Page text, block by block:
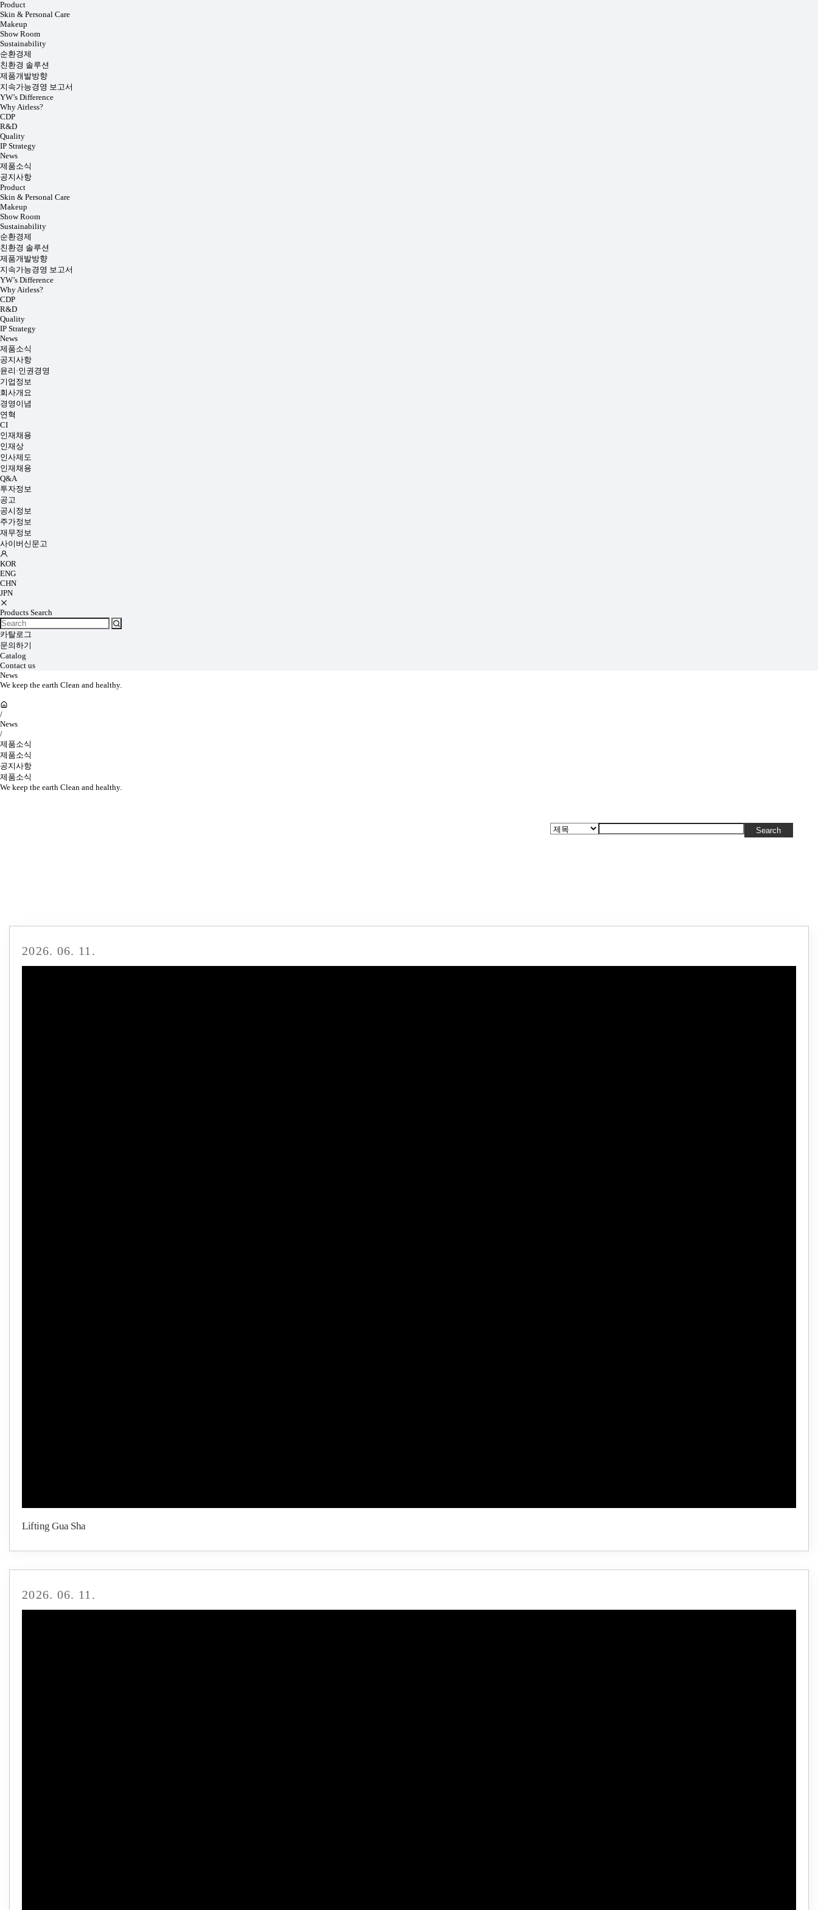
Product
Skin & Personal Care
Makeup
Show Room
Sustainability
순환경제
친환경 솔루션
제품개발방향
지속가능경영 보고서
YW’s Difference
Why Airless?
CDP
R&D
Quality
IP Strategy
News
제품소식
공지사항
Product
Skin & Personal Care
Makeup
Show Room
Sustainability
순환경제
친환경 솔루션
제품개발방향
지속가능경영 보고서
YW’s Difference
Why Airless?
CDP
R&D
Quality
IP Strategy
News
제품소식
공지사항
윤리·인권경영
기업정보
회사개요
경영이념
연혁
CI
인재채용
인재상
인사제도
인재채용
Q&A
투자정보
공고
공시정보
주가정보
재무정보
사이버신문고
KOR
ENG
CHN
JPN
Products Search
카탈로그
문의하기
Catalog
Contact us
News
We keep the earth Clean and healthy.
/
News
/
제품소식
제품소식
공지사항
제품소식
We keep the earth Clean and healthy.
2026. 06. 11.
Lifting Gua Sha
2026. 06. 11.